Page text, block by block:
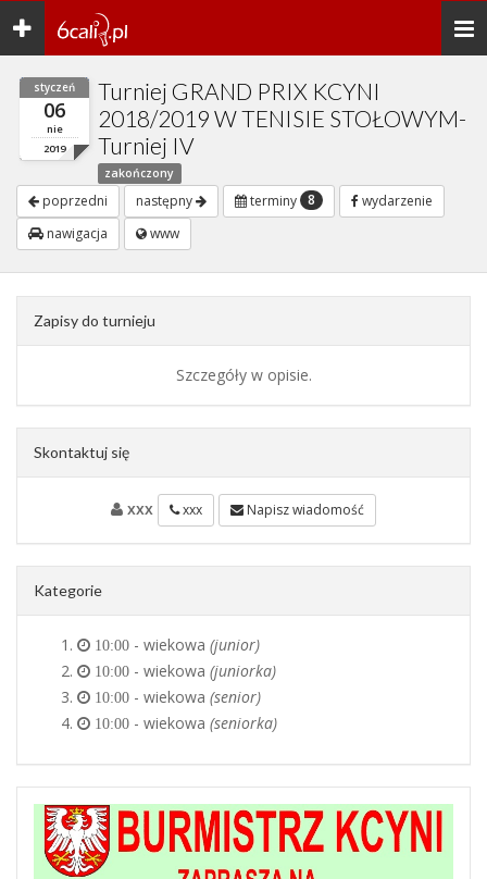
Toggle
navigation
styczeń
06
nie
2019
Turniej GRAND PRIX KCYNI
2018/2019 W TENISIE STOŁOWYM-
Turniej IV
zakończony
poprzedni następny terminy 8
wydarzenie
nawigacja
www
Zapisy do turnieju
Szczegóły w opisie.
Skontaktuj się
xxx xxx Napisz wiadomość
Kategorie
10:00 - wiekowa (junior)
10:00 - wiekowa (juniorka)
10:00 - wiekowa (senior)
10:00 - wiekowa (seniorka)